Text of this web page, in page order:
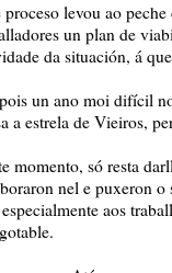
proceso levou ao
un plan de
da situación, á
un ano moi difícil
a estrela de Vieiros,
momento, só resta
nel e puxeron o
aos